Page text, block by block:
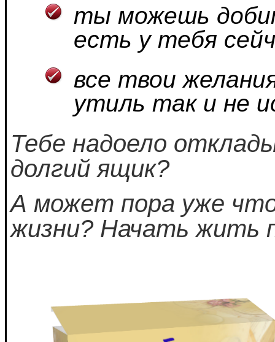
ты можешь
есть у тебя
все твои
утиль так и не
Тебе надоело
долгий ящик?
А может пора уже
жизни? Начать жить